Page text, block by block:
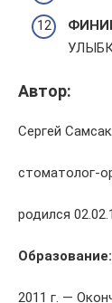
Автор:
Сергей
стоматолог-
родился
Образование:
2011 г. —